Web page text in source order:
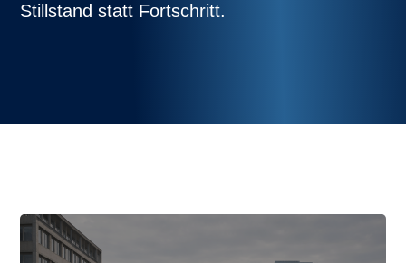
Stillstand statt Fortschritt.